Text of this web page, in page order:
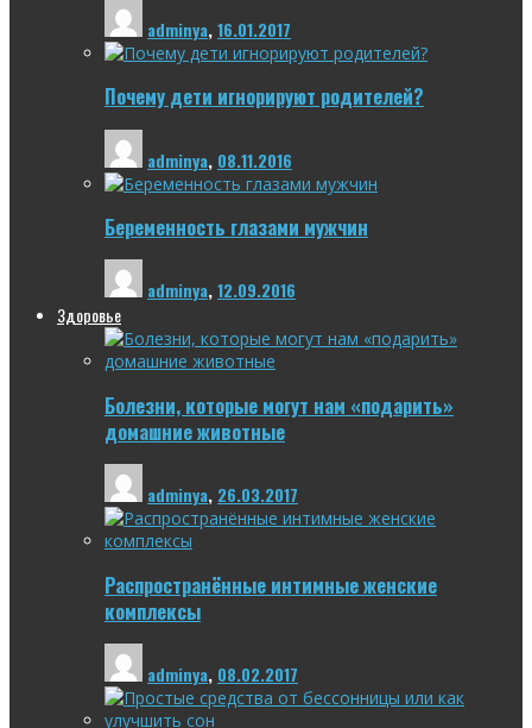
adminya,16.01.2017
Почему дети игнорируют родителей?
adminya, 08.11.2016
Беременность глазами мужчин
adminya,12.09.2016
Здоровье
Болезни, которые могут нам «подарить»
домашние животные
adminya, 26.03.2017
Распространённые интимные женские
комплексы
adminya, 08.02.2017